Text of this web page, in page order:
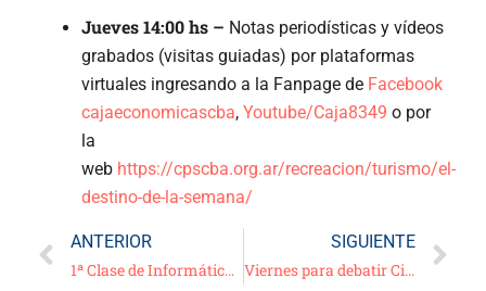
Jueves 14:00 hs – Notas periodísticas y vídeos
grabados (visitas guiadas) por plataformas
virtuales ingresando a la Fanpage de Facebook
cajaeconomicascba, Youtube/Caja8349 o por
la
web https://cpscba.org.ar/recreacion/turismo/el-
destino-de-la-semana/
ANTERIOR
1ª Clase de Informática – Video Tutorial – “Teclas, botones y funciones de un Smart Phone” –
SIGUIENTE
Viernes para debatir Cine